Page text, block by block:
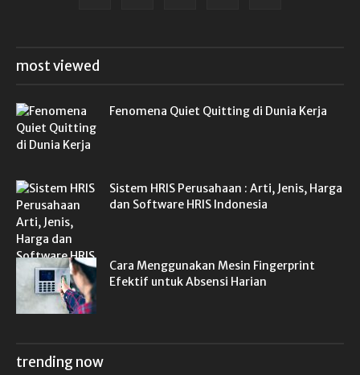
most viewed
Fenomena Quiet Quitting di Dunia Kerja
Sistem HRIS Perusahaan : Arti, Jenis, Harga
dan Software HRIS Indonesia
Cara Menggunakan Mesin Fingerprint
Efektif untuk Absensi Harian
trending now